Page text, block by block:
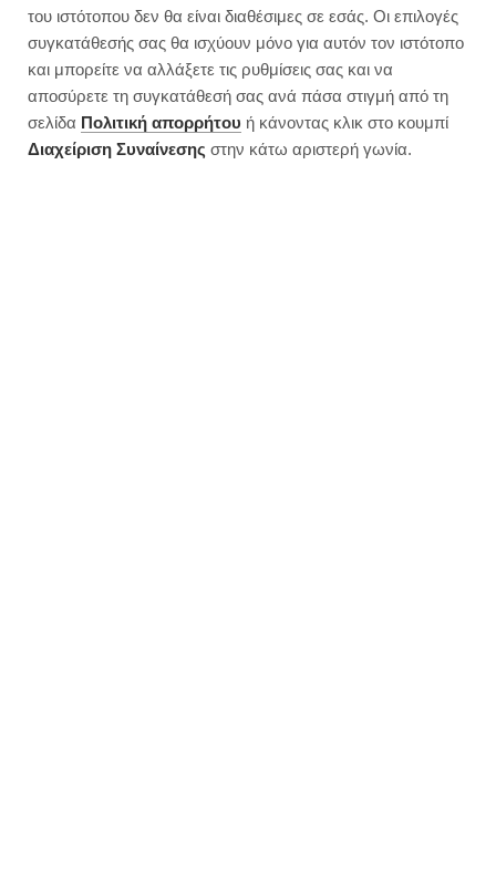
του ιστότοπου δεν θα είναι διαθέσιμες σε εσάς. Οι επιλογές
συγκατάθεσής σας θα ισχύουν μόνο για αυτόν τον ιστότοπο
και μπορείτε να αλλάξετε τις ρυθμίσεις σας και να
αποσύρετε τη συγκατάθεσή σας ανά πάσα στιγμή από τη
σελίδα Πολιτική απορρήτου ή κάνοντας κλικ στο κουμπί
Διαχείριση Συναίνεσης στην κάτω αριστερή γωνία.